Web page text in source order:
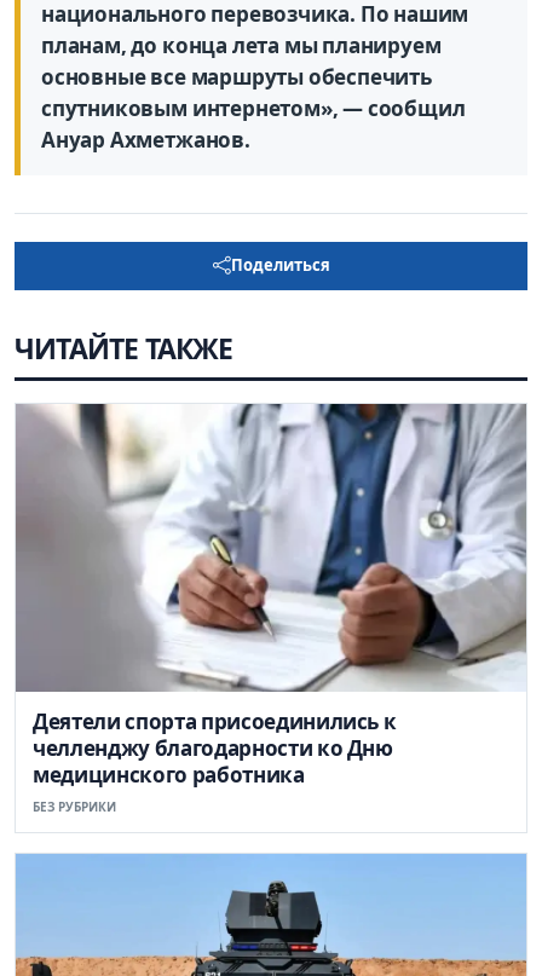
национального перевозчика. По нашим
планам, до конца лета мы планируем
основные все маршруты обеспечить
спутниковым интернетом», — сообщил
Ануар Ахметжанов.
Поделиться
ЧИТАЙТЕ ТАКЖЕ
Деятели спорта присоединились к
челленджу благодарности ко Дню
медицинского работника
БЕЗ РУБРИКИ